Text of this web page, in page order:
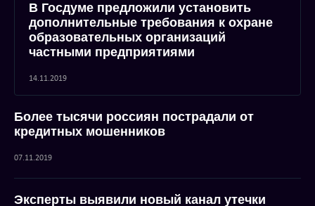
В Госдуме предложили установить
дополнительные требования к охране
образовательных организаций
частными предприятиями
14.11.2019
Более тысячи россиян пострадали от
кредитных мошенников
07.11.2019
Эксперты выявили новый канал утечки